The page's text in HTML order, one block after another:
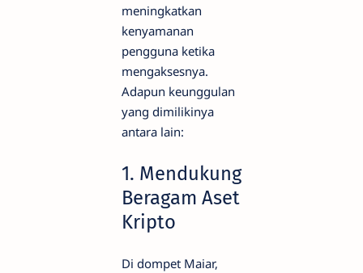
meningkatkan
kenyamanan
pengguna ketika
mengaksesnya.
Adapun keunggulan
yang dimilikinya
antara lain:
1. Mendukung
Beragam Aset
Kripto
Di dompet Maiar,